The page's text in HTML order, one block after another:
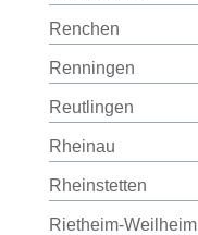
Renchen
Renningen
Reutlingen
Rheinau
Rheinstetten
Rietheim-Weilheim